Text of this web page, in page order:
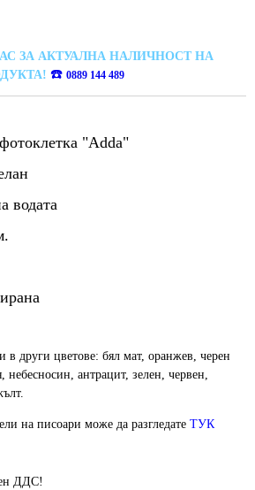
ЗА АКТУАЛНА НАЛИЧНОСТ НА
☎️ 0889 144 489
"Adda"
водата
в други цветове: бял мат, оранжев, черен
небесносин, антрацит, зелен, червен,
на писоари може да разгледате ТУК
ДДС!